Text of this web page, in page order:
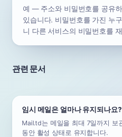
예 — 주소와 비밀번호를 공유
있습니다. 비밀번호를 가진 누
니 다른 서비스의 비밀번호를
관련 문서
임시 메일은 얼마나 유지되나요?
Mail.td는 메일을 최대 7일까지 보
동안 활성 상태로 유지합니다.